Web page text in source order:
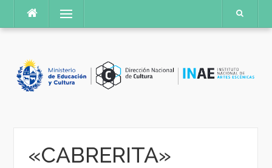
contenido
Menú
«CABRERITA»